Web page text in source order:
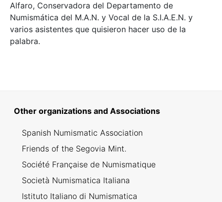
Alfaro, Conservadora del Departamento de
Numismática del M.A.N. y Vocal de la S.I.A.E.N. y
varios asistentes que quisieron hacer uso de la
palabra.
Other organizations and Associations
Spanish Numismatic Association
Friends of the Segovia Mint.
Société Française de Numismatique
Società Numismatica Italiana
Istituto Italiano di Numismatica